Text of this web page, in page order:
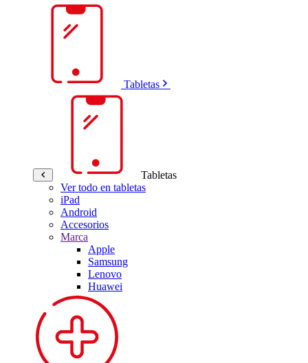
Tabletas
Tabletas
Ver todo en tabletas
iPad
Android
Accesorios
Marca
Apple
Samsung
Lenovo
Huawei